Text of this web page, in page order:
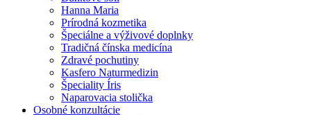
Hanna Maria
Prírodná kozmetika
Špeciálne a výživové doplnky
Tradičná čínska medicína
Zdravé pochutiny
Kasfero Naturmedizin
Špeciality Íris
Naparovacia stolička
Osobné konzultácie